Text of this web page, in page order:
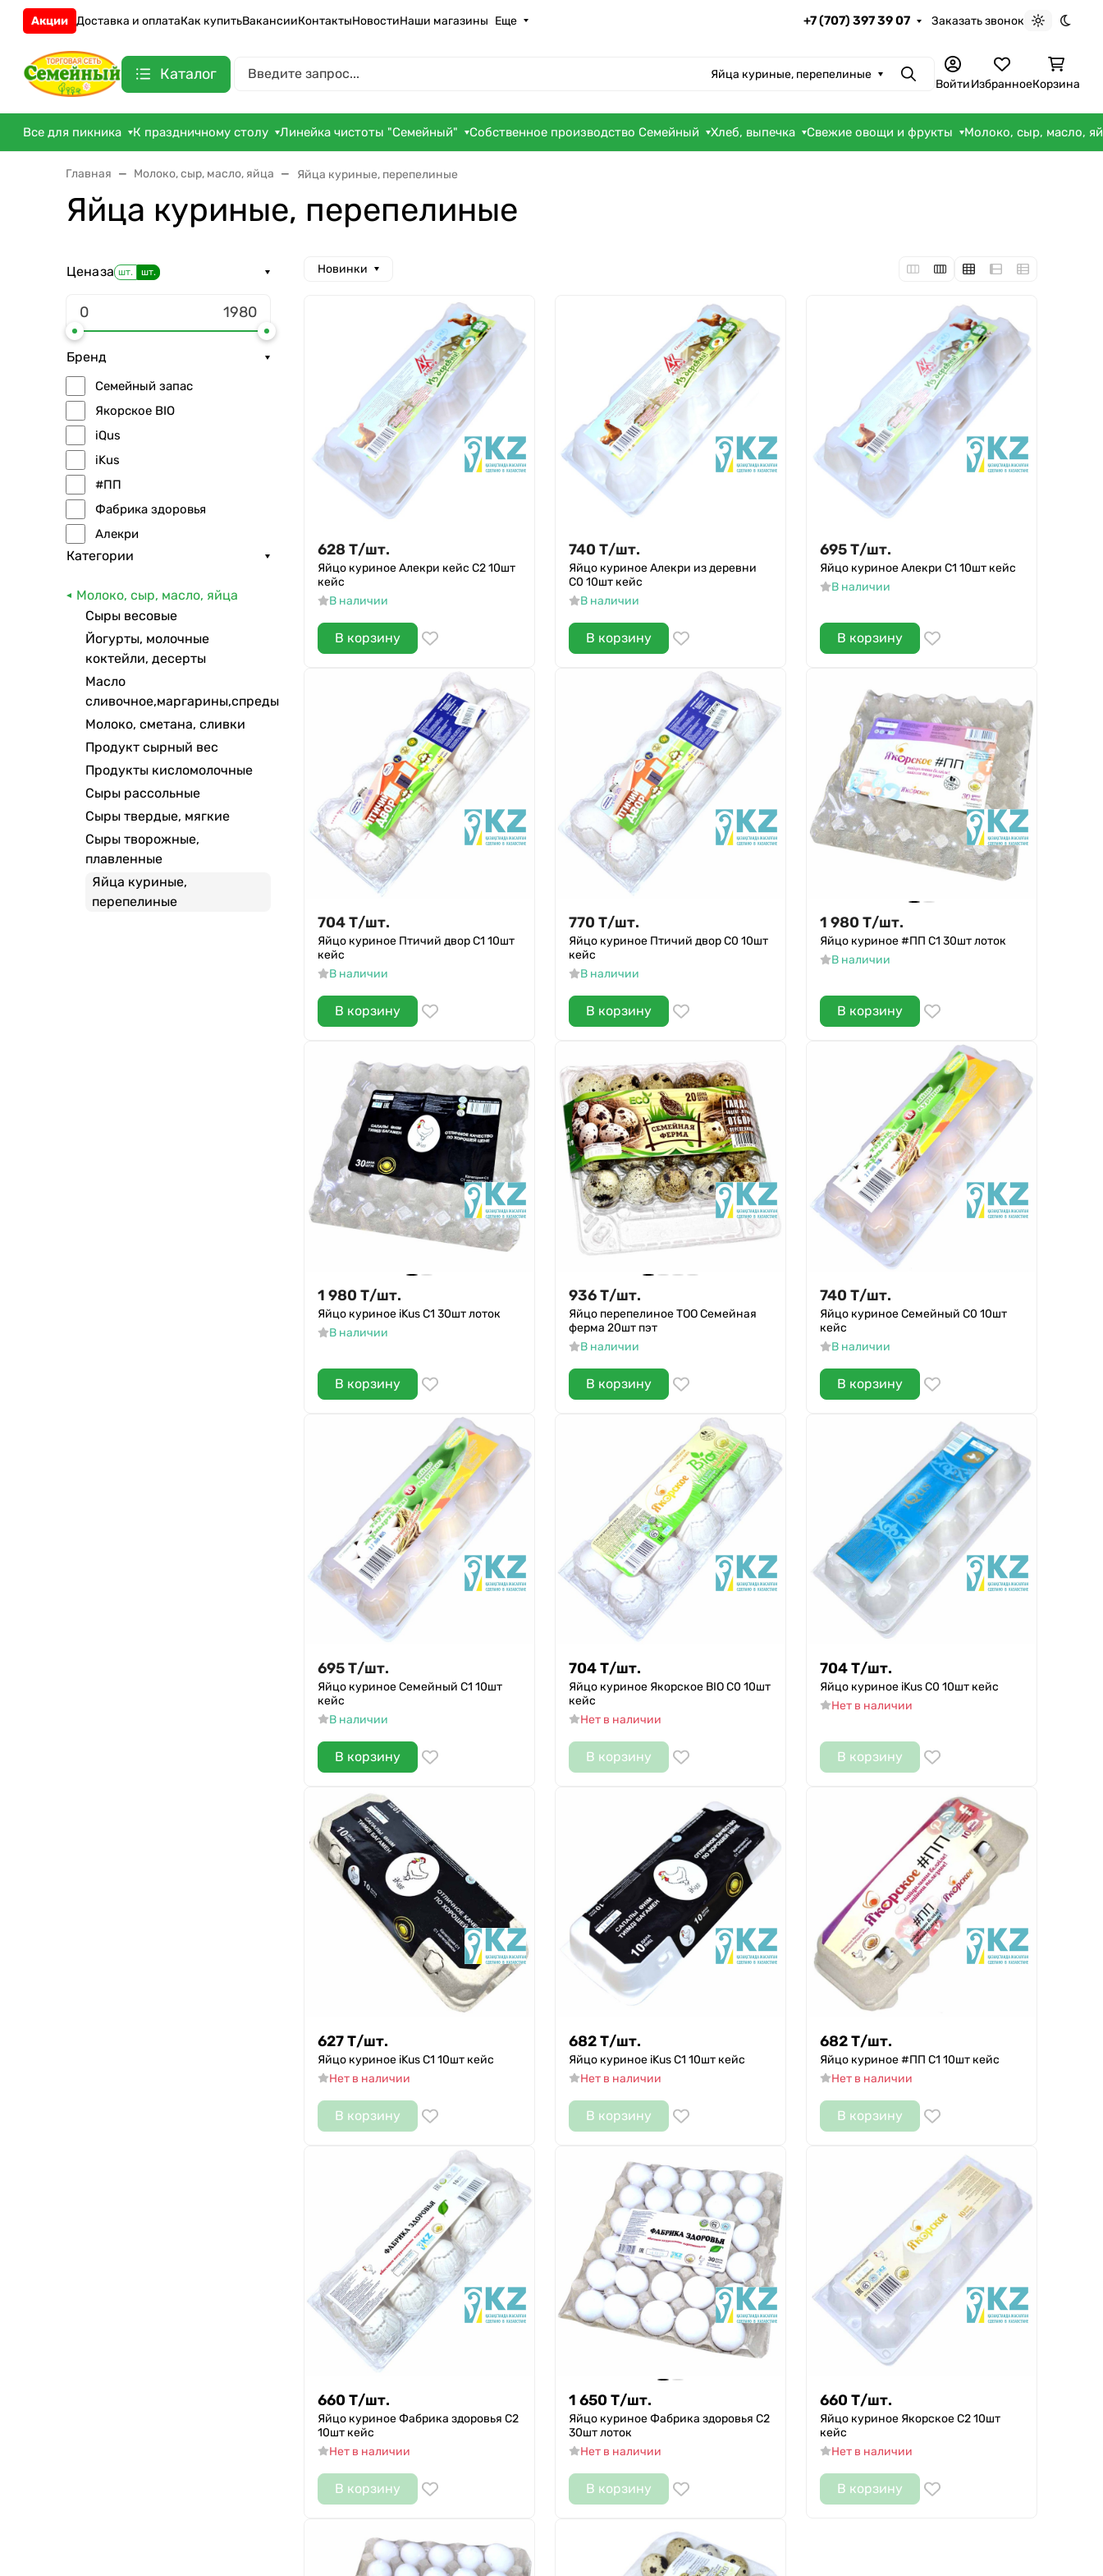
Акции Доставка и оплатаКак купитьВакансииКонтактыНовостиНаши магазины Еще +7 (707) 397 39 07 Заказать звонок
Светлая
Каталог Яйца куриные, перепелиные ПоискВойтиИзбранноеКорзина
Все для пикника К праздничному столу Линейка чистоты "Семейный" Собственное производство Семейный Хлеб, выпечка Свежие овощи и фрукты Молоко, сыр, масло,
Главная Молоко, сыр, масло, яйца Яйца куриные, перепелиные
Яйца куриные, перепелиные
Ценаза шт. шт.
Бренд
Семейный запас
Якорское BIO
iQus
iKus
#ПП
Фабрика здоровья
Алекри
ИП Дмитриев
Якорское
ИП Семейная ферма
Категории
Молоко, сыр, масло, яйца
Сыры весовые
Йогурты, молочные
коктейли, десерты
Масло
сливочное,маргарины,спреды
Молоко, сметана, сливки
Продукт сырный вес
Продукты кисломолочные
Сыры рассольные
Сыры твердые, мягкие
Сыры творожные,
плавленные
Яйца куриные,
перепелиные
Новинки
628 Т/шт.
Яйцо куриное Алекри кейс С2 10шт
кейс
В наличии
В корзину
740 Т/шт.
Яйцо куриное Алекри из деревни
С0 10шт кейс
В наличии
В корзину
695Т/шт.
Яйцо куриное Алекри С1 10шт кейс
В наличии
В корзину
704Т/шт.
Яйцо куриное Птичий двор С1 10шт
кейс
В наличии
В корзину
770 Т/шт.
Яйцо куриное Птичий двор С0 10шт
кейс
В наличии
В корзину
1 980 Т/шт.
Яйцо куриное #ПП С1 30шт лоток
В наличии
В корзину
1 980 Т/шт.
Яйцо куриное iKus С1 30шт лоток
В наличии
В корзину
936Т/шт.
Яйцо перепелиное ТОО Семейная
ферма 20шт пэт
В наличии
В корзину
740 Т/шт.
Яйцо куриное Семейный С0 10шт
кейс
В наличии
В корзину
695Т/шт.
Яйцо куриное Семейный С1 10шт
кейс
В наличии
В корзину
704Т/шт.
Яйцо куриное Якорское BIO С0 10шт
кейс
Нет в наличии
В корзину
704Т/шт.
Яйцо куриное iKus С0 10шт кейс
Нет в наличии
В корзину
627Т/шт.
Яйцо куриное iKus С1 10шт кейс
Нет в наличии
В корзину
682Т/шт.
Яйцо куриное iKus С1 10шт кейс
Нет в наличии
В корзину
682Т/шт.
Яйцо куриное #ПП С1 10шт кейс
Нет в наличии
В корзину
660 Т/шт.
Яйцо куриное Фабрика здоровья С2
10шт кейс
Нет в наличии
В корзину
1 650 Т/шт.
Яйцо куриное Фабрика здоровья С2
30шт лоток
Нет в наличии
В корзину
660 Т/шт.
Яйцо куриное Якорское С2 10шт
кейс
Нет в наличии
В корзину